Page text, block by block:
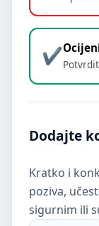
Dodajte
Kratko i
poziva,
sigurnim ili